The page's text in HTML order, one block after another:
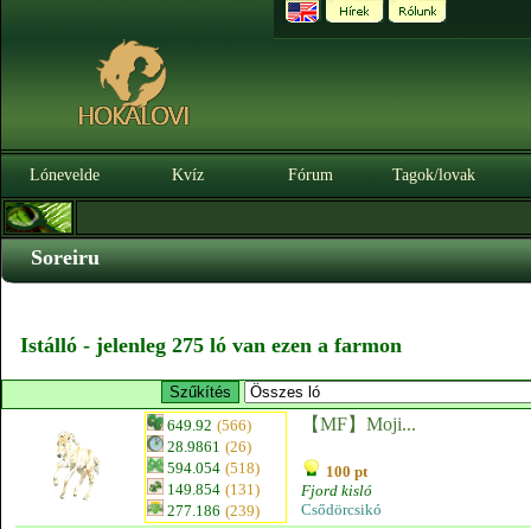
Lónevelde Kvíz Fórum Tagok/lovak
Soreiru
Istálló - jelenleg 275 ló van ezen a farmon
649.92 (566)
28.9861 (26)
594.054 (518)
149.854 (131)
277.186 (239)
【MF】Moji...
100 pt
Fjord kisló
Csődörcsikó